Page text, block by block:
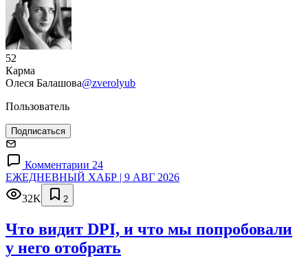
52
Карма
Олеся Балашова@zverolyub
Пользователь
Подписаться
Комментарии 24
ЕЖЕДНЕВНЫЙ ХАБР | 9 АВГ 2026
32K
2
Что видит DPI, и что мы попробовали
у него отобрать